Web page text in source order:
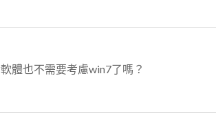
體也不需要考慮win7了嗎？